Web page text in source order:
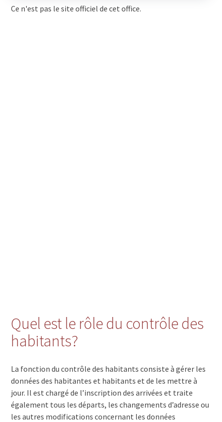
Ce n'est pas le site officiel de cet office.
Quel est le rôle du contrôle des
habitants?
La fonction du contrôle des habitants consiste à gérer les
données des habitantes et habitants et de les mettre à
jour. Il est chargé de l’inscription des arrivées et traite
également tous les départs, les changements d’adresse ou
les autres modifications concernant les données